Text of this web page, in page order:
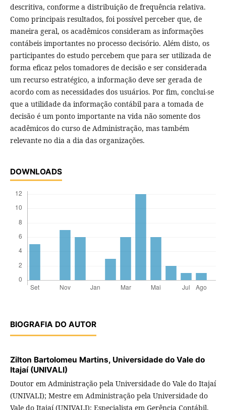
descritiva, conforme a distribuição de frequência relativa.
Como principais resultados, foi possível perceber que, de
maneira geral, os acadêmicos consideram as informações
contábeis importantes no processo decisório. Além disto, os
participantes do estudo percebem que para ser utilizada de
forma eficaz pelos tomadores de decisão e ser considerada
um recurso estratégico, a informação deve ser gerada de
acordo com as necessidades dos usuários. Por fim, conclui-se
que a utilidade da informação contábil para a tomada de
decisão é um ponto importante na vida não somente dos
acadêmicos do curso de Administração, mas também
relevante no dia a dia das organizações.
DOWNLOADS
BIOGRAFIA DO AUTOR
Zilton Bartolomeu Martins, Universidade do Vale do
Itajaí (UNIVALI)
Doutor em Administração pela Universidade do Vale do Itajaí
(UNIVALI); Mestre em Administração pela Universidade do
Vale do Itajaí (UNIVALI); Especialista em Gerência Contábil,